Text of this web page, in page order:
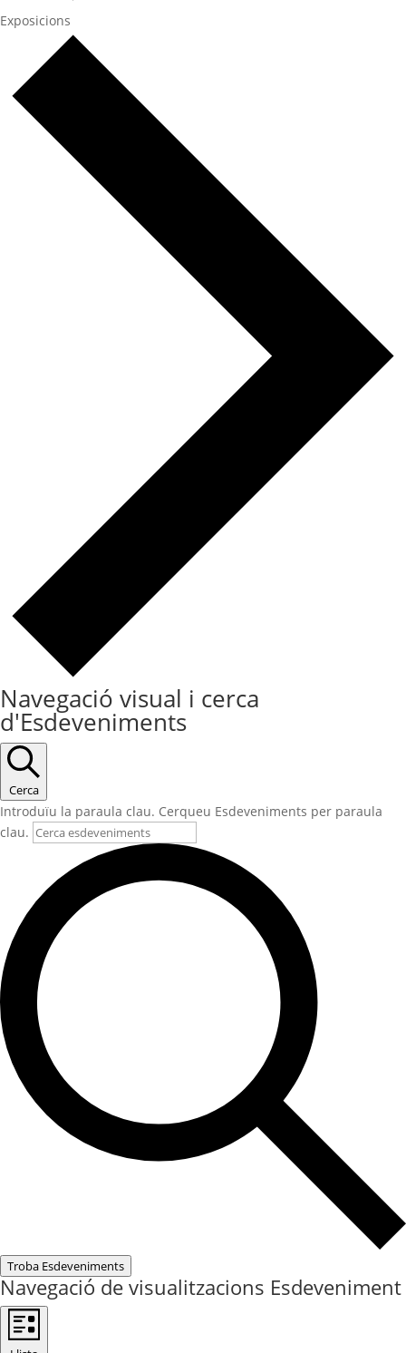
Exposicions
Navegació visual i cerca
d'Esdeveniments
Cerca
Introduïu la paraula clau. Cerqueu Esdeveniments per paraula
clau.
Troba Esdeveniments
Navegació de visualitzacions Esdeveniment